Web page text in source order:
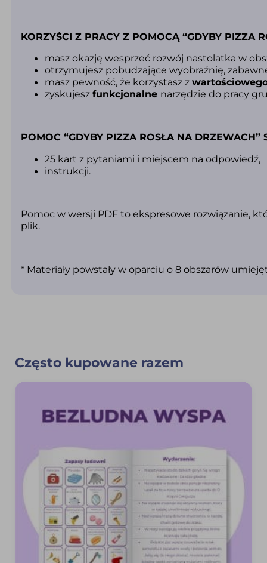
KORZYŚCI Z PRACY Z POMOCĄ “GDYBY PIZZA
masz okazję wesprzeć rozwój nastolatka w
otrzymujesz pobudzające wyobraźnię,
masz pewność, że korzystasz z
zyskujeszfunkcjonalne narzędzie do pracy
POMOC “GDYBY PIZZA ROSŁA NA DRZEWACH”
25 kart z pytaniami i miejscem na odpowiedź,
instrukcji.
Pomoc w wersji PDF to ekspresowe rozwiązanie,
plik.
* Materiały powstały w oparciu o 8 obszarów
Często kupowane razem